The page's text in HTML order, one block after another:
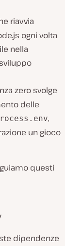
riavvia
ogni volta
nella
zero svolge
delle
,
un gioco
questi
dipendenze